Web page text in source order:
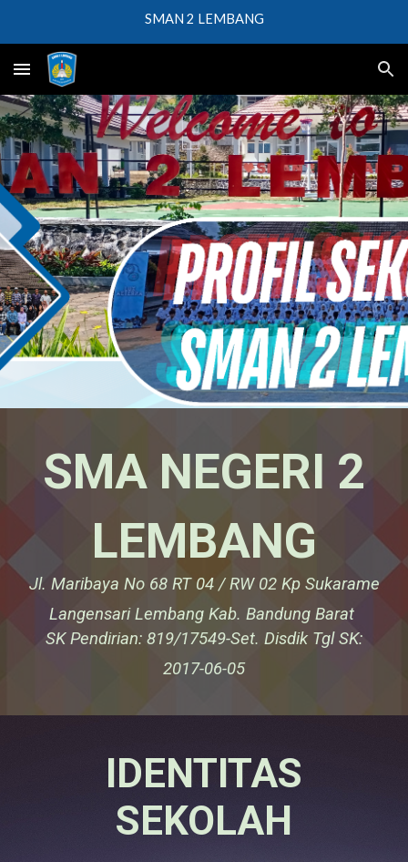
SMAN 2 LEMBANG
SMA NEGERI 2
LEMBANG
Jl. Maribaya No 68 RT 04 / RW 02 Kp Sukarame
Langensari Lembang Kab. Bandung Barat
SK Pendirian: 819/17549-Set. Disdik Tgl SK:
2017-06-05
IDENTITAS
SEKOLAH